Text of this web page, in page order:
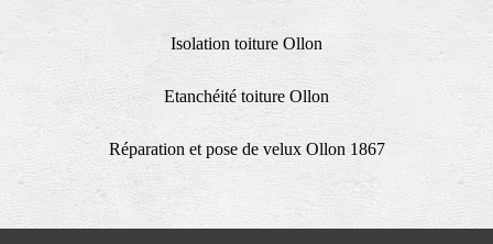
Isolation toiture Ollon
Etanchéité toiture Ollon
Réparation et pose de velux Ollon 1867